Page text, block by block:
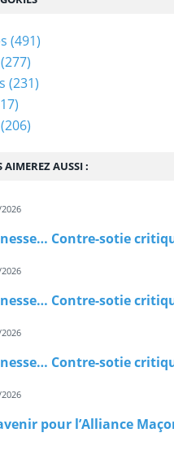
AIMEREZ AUSSI :
(491)
(277)
(231)
(206)